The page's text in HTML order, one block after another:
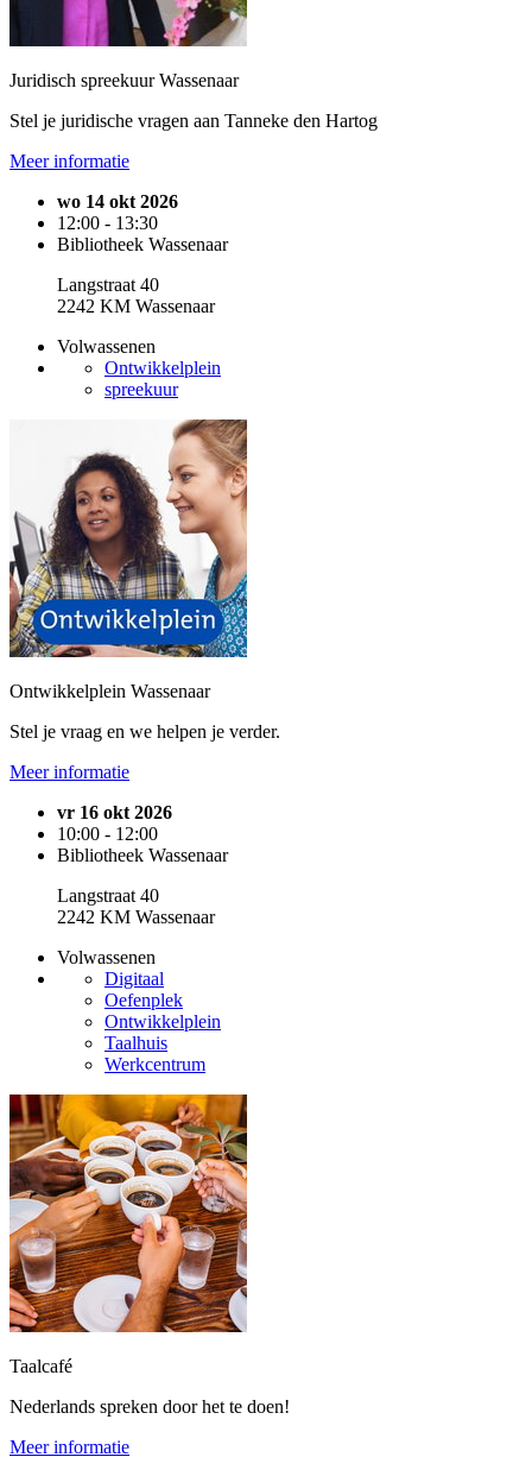
Juridisch spreekuur Wassenaar
Stel je juridische vragen aan Tanneke den Hartog
Meer informatie
wo 14 okt 2026
12:00 - 13:30
Bibliotheek Wassenaar
Langstraat 40
2242 KM Wassenaar
Volwassenen
Ontwikkelplein
spreekuur
Ontwikkelplein Wassenaar
Stel je vraag en we helpen je verder.
Meer informatie
vr 16 okt 2026
10:00 - 12:00
Bibliotheek Wassenaar
Langstraat 40
2242 KM Wassenaar
Volwassenen
Digitaal
Oefenplek
Ontwikkelplein
Taalhuis
Werkcentrum
Taalcafé
Nederlands spreken door het te doen!
Meer informatie